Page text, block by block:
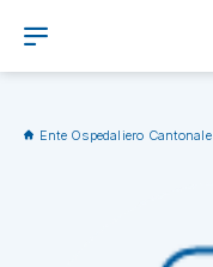
Ente Ospedaliero Cantonale